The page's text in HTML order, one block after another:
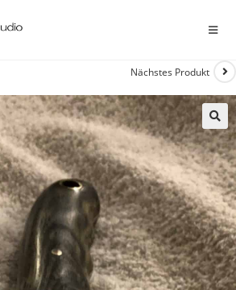
Nächstes Produkt